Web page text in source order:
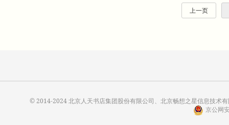
上一页
© 2014-2024 北京人天书店集团股份有限公司、北京畅想之星信息技术
京公网